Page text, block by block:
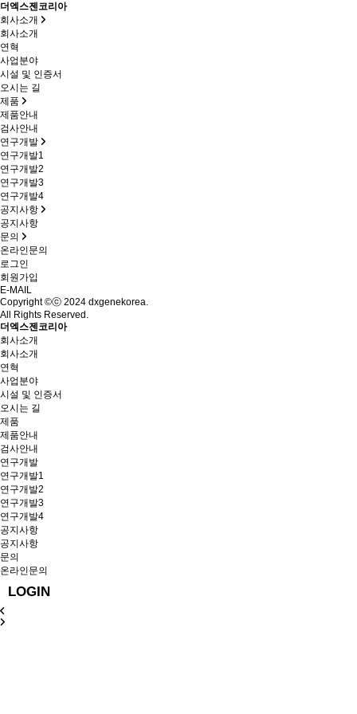
더엑스젠코리아
회사소개
회사소개
연혁
사업분야
시설 및 인증서
오시는 길
제품
제품안내
검사안내
연구개발
연구개발1
연구개발2
연구개발3
연구개발4
공지사항
공지사항
문의
온라인문의
로그인
회원가입
E-MAIL
Copyright ©ⓒ 2024 dxgenekorea.
All Rights Reserved.
더엑스젠코리아
회사소개
회사소개
연혁
사업분야
시설 및 인증서
오시는 길
제품
제품안내
검사안내
연구개발
연구개발1
연구개발2
연구개발3
연구개발4
공지사항
공지사항
문의
온라인문의
LOGIN